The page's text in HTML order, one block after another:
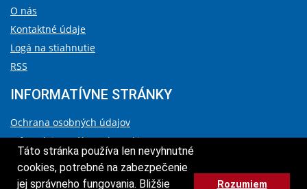
Táto stránka používa len nevyhnutné
cookies, potrebné na zabezpečenie
jej správneho fungovania. Bližšie
Rozumiem
O nás
Kontaktné údaje
Logá na stiahnutie
RSS
INFORMATÍVNE STRÁNKY
Ochrana osobných údajov
Informácie o súboroch cookies
Vyhlásenie o prístupnosti
Správca obsahu a technický prevádzkovateľ